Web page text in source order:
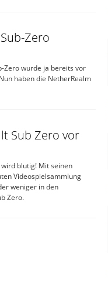
Zero
Zero wurde ja bereits vor
haben die NetherRealm
Sub Zero vor
blutig! Mit seinen
Videospielsammlung
weniger in den
Zero.